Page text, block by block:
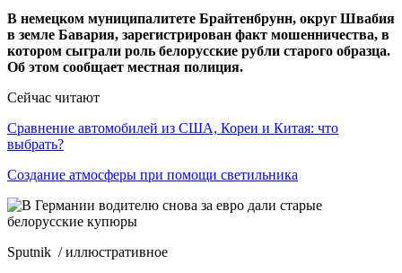
В немецком муниципалитете Брайтенбрунн, округ Швабия
в земле Бавария, зарегистрирован факт мошенничества, в
котором сыграли роль белорусские рубли старого образца.
Об этом сообщает местная полиция.
Сейчас читают
Сравнение автомобилей из США, Кореи и Китая: что
выбрать?
Создание атмосферы при помощи светильника
Sputnik / иллюстративное